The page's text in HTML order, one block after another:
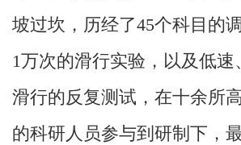
坡过坎，历经了45个科目的
1万次的滑行实验，以及低速
滑行的反复测试，在十余所
的科研人员参与到研制下，